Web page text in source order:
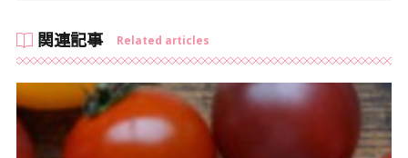
関連記事 Related articles